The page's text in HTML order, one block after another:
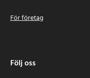
För företag
Följ oss